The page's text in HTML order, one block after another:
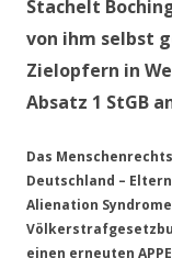
Stachelt
von ihm selbst
Zielopfern in
Absatz 1 StGB
Das
Deutschland –
Alienation
einen erneuten